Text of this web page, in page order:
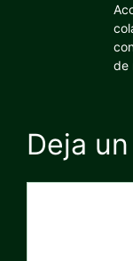
de
Deja